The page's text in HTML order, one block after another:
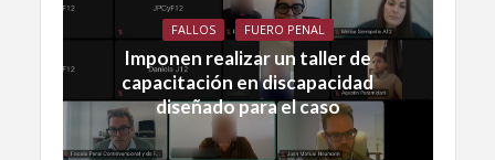
FALLOS FUERO PENAL
Imponen realizar un taller de
capacitación en discapacidad
diseñado para el caso